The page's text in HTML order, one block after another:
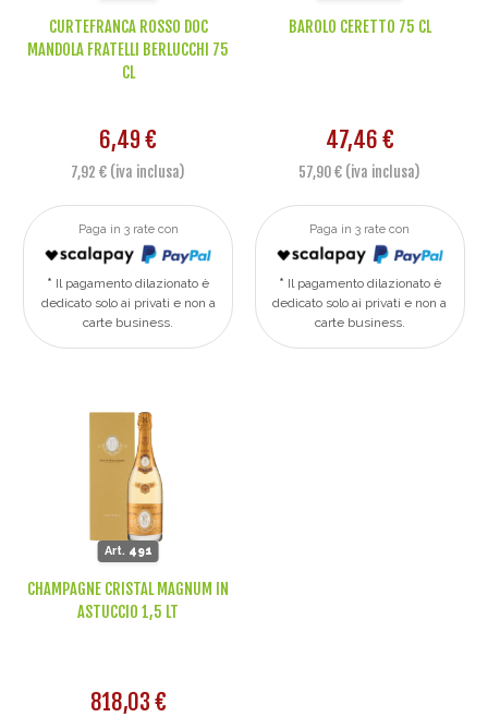
CURTEFRANCA ROSSO DOC
MANDOLA FRATELLI BERLUCCHI 75
CL
6,49 €
7,92 € (iva inclusa)
Paga in 3 rate con
Il pagamento dilazionato è
dedicato solo ai privati e non a
carte business.
BAROLO CERETTO 75 CL
47,46 €
57,90 € (iva inclusa)
Paga in 3 rate con
Il pagamento dilazionato è
dedicato solo ai privati e non a
carte business.
Art. 491
CHAMPAGNE CRISTAL MAGNUM IN
ASTUCCIO 1,5 LT
818,03 €